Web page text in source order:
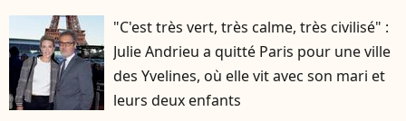
"C'est très vert, très calme, très civilisé" :
Julie Andrieu a quitté Paris pour une ville
des Yvelines, où elle vit avec son mari et
leurs deux enfants